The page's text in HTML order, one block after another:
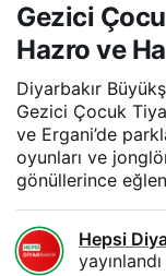
Gezici
Hazro ve
Diyarbakır
Gezici Çocuk
ve Ergani’de
oyunları ve
gönüllerince
Hepsi
yayınlandı